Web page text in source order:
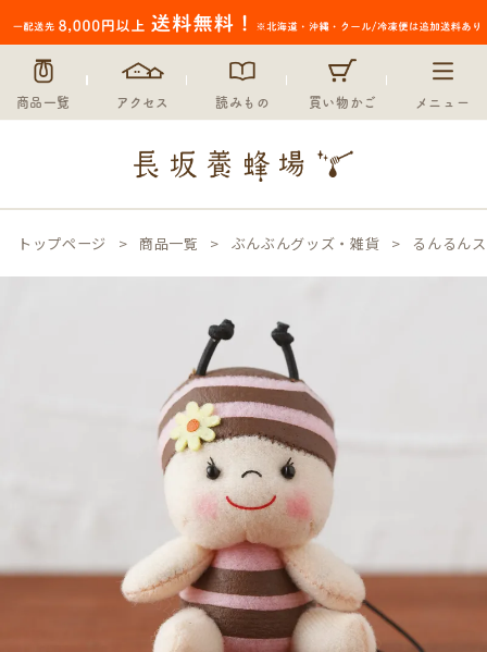
商品一覧 アクセス 読みもの 買い物かご メニュー
トップページ 商品一覧 ぶんぶんグッズ・雑貨 るんるん